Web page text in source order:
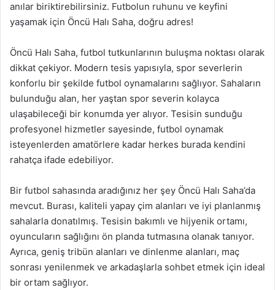
anılar biriktirebilirsiniz. Futbolun ruhunu ve keyfini
yaşamak için Öncü Halı Saha, doğru adres!
Öncü Halı Saha, futbol tutkunlarının buluşma noktası olarak
dikkat çekiyor. Modern tesis yapısıyla, spor severlerin
konforlu bir şekilde futbol oynamalarını sağlıyor. Sahaların
bulunduğu alan, her yaştan spor severin kolayca
ulaşabileceği bir konumda yer alıyor. Tesisin sunduğu
profesyonel hizmetler sayesinde, futbol oynamak
isteyenlerden amatörlere kadar herkes burada kendini
rahatça ifade edebiliyor.
Bir futbol sahasında aradığınız her şey Öncü Halı Saha’da
mevcut. Burası, kaliteli yapay çim alanları ve iyi planlanmış
sahalarla donatılmış. Tesisin bakımlı ve hijyenik ortamı,
oyuncuların sağlığını ön planda tutmasına olanak tanıyor.
Ayrıca, geniş tribün alanları ve dinlenme alanları, maç
sonrası yenilenmek ve arkadaşlarla sohbet etmek için ideal
bir ortam sağlıyor.